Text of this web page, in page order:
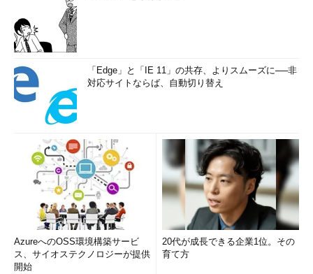
「Edge」と「IE 11」の共存、よりスムーズに──非
対応サイトならば、自動切り替え
AzureへのOSS環境構築サービ
ス、サイオステクノロジーが提供
開始
20代が成長できる企業1位。その
育て方